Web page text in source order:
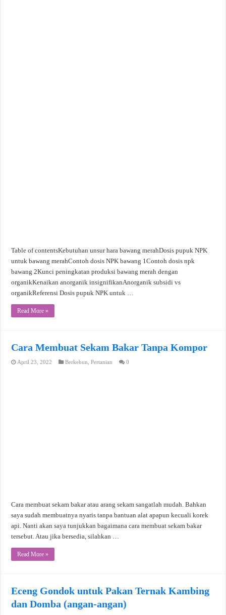
Table of contentsKebutuhan unsur hara bawang merahDosis pupuk NPK
untuk bawang merahContoh dosis NPK bawang 1Contoh dosis npk
bawang 2Kunci peningkatan produksi bawang merah dengan
organikKenaikan anorganik insignifikanAnorganik subsidi vs
organikReferensi Dosis pupuk NPK untuk …
Read More »
Cara Membuat Sekam Bakar Tanpa Kompor
April 23, 2022 Berkebun,Pertanian 0
Cara membuat sekam bakar atau arang sekam sangatlah mudah. Bahkan
saya sudah membuatnya nyaris tanpa bantuan alat apapun kecuali korek
api. Nanti akan saya tunjukkan bagaimana cara membuat sekam bakar
tersebut. Atau jika bersedia, silahkan …
Read More »
Eceng Gondok untuk Pakan Ternak Kambing
dan Domba (angan-angan)